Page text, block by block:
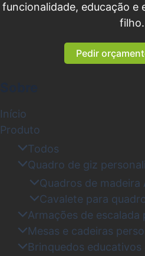
funcionalidade, educação e
filho.
Pedir
Início
Produto
Todos
Quadro de giz
Quadros de madeira
Cavalete para
Armações de escalada
Mesas e cadeiras
Brinquedos